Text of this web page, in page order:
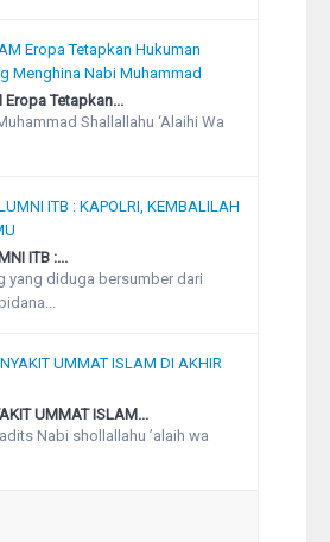
Eropa Tetapkan...
Shallallahu ‘Alaihi Wa
ITB :...
yang diduga bersumber dari
UMMAT ISLAM...
Nabi shollallahu ’alaih wa